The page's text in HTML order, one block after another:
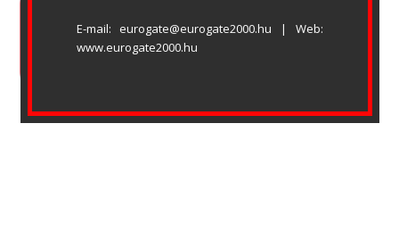
ADATVÉDELMI NYILATKOZAT
ÁSZF
OLDALTÉRKÉP
E-mail: eurogate@eurogate2000.hu | Web:
www.eurogate2000.hu